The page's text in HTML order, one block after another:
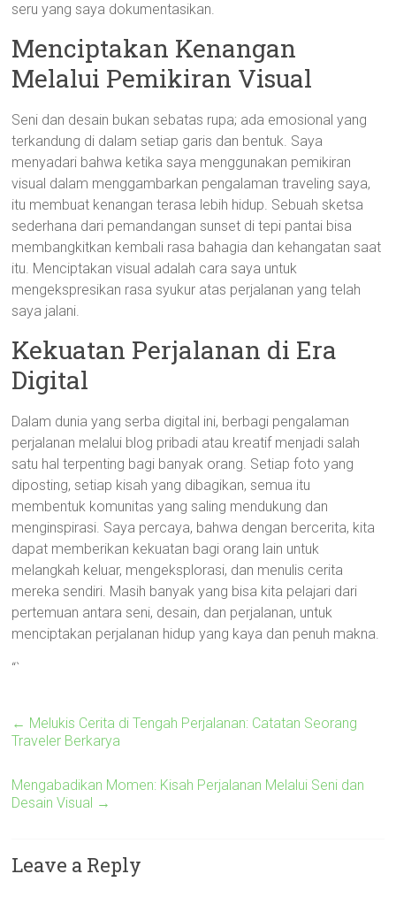
seru yang saya dokumentasikan.
Menciptakan Kenangan
Melalui Pemikiran Visual
Seni dan desain bukan sebatas rupa; ada emosional yang
terkandung di dalam setiap garis dan bentuk. Saya
menyadari bahwa ketika saya menggunakan pemikiran
visual dalam menggambarkan pengalaman traveling saya,
itu membuat kenangan terasa lebih hidup. Sebuah sketsa
sederhana dari pemandangan sunset di tepi pantai bisa
membangkitkan kembali rasa bahagia dan kehangatan saat
itu. Menciptakan visual adalah cara saya untuk
mengekspresikan rasa syukur atas perjalanan yang telah
saya jalani.
Kekuatan Perjalanan di Era
Digital
Dalam dunia yang serba digital ini, berbagi pengalaman
perjalanan melalui blog pribadi atau kreatif menjadi salah
satu hal terpenting bagi banyak orang. Setiap foto yang
diposting, setiap kisah yang dibagikan, semua itu
membentuk komunitas yang saling mendukung dan
menginspirasi. Saya percaya, bahwa dengan bercerita, kita
dapat memberikan kekuatan bagi orang lain untuk
melangkah keluar, mengeksplorasi, dan menulis cerita
mereka sendiri. Masih banyak yang bisa kita pelajari dari
pertemuan antara seni, desain, dan perjalanan, untuk
menciptakan perjalanan hidup yang kaya dan penuh makna.
“`
← Melukis Cerita di Tengah Perjalanan: Catatan Seorang
Traveler Berkarya
Mengabadikan Momen: Kisah Perjalanan Melalui Seni dan
Desain Visual →
Leave a Reply